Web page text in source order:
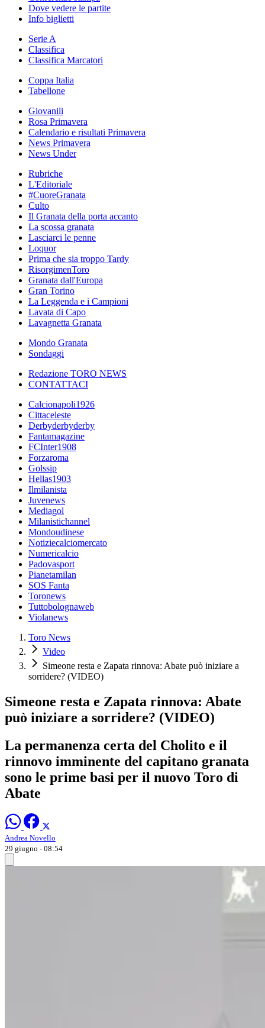
Dove vedere le partite
Info biglietti
Serie A
Classifica
Classifica Marcatori
Coppa Italia
Tabellone
Giovanili
Rosa Primavera
Calendario e risultati Primavera
News Primavera
News Under
Rubriche
L'Editoriale
#CuoreGranata
Culto
Il Granata della porta accanto
La scossa granata
Lasciarci le penne
Loquor
Prima che sia troppo Tardy
RisorgimenToro
Granata dall'Europa
Gran Torino
La Leggenda e i Campioni
Lavata di Capo
Lavagnetta Granata
Mondo Granata
Sondaggi
Redazione TORO NEWS
CONTATTACI
Calcionapoli1926
Cittaceleste
Derbyderbyderby
Fantamagazine
FCInter1908
Forzaroma
Golssip
Hellas1903
Ilmilanista
Juvenews
Mediagol
Milanistichannel
Mondoudinese
Notiziecalciomercato
Numericalcio
Padovasport
Pianetamilan
SOS Fanta
Toronews
Tuttobolognaweb
Violanews
Toro News
Video
Simeone resta e Zapata rinnova: Abate può iniziare a
sorridere? (VIDEO)
Simeone resta e Zapata rinnova: Abate
può iniziare a sorridere? (VIDEO)
La permanenza certa del Cholito e il
rinnovo imminente del capitano granata
sono le prime basi per il nuovo Toro di
Abate
Andrea Novello
29 giugno - 08:54